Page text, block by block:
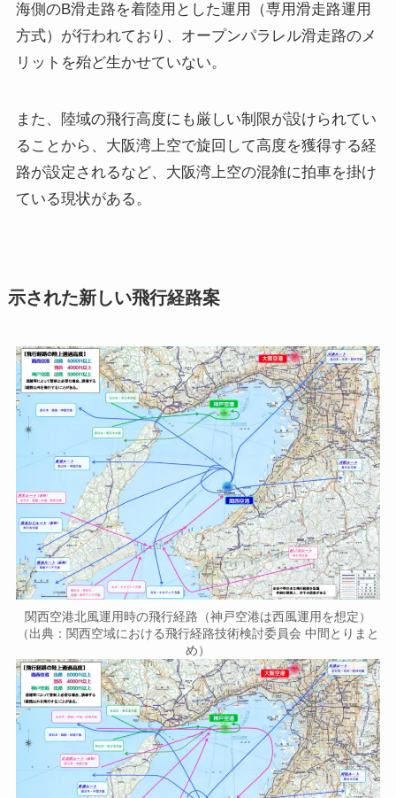
海側のB滑走路を着陸用とした運用（専用滑走路運用
方式）が行われており、オープンパラレル滑走路のメ
リットを殆ど生かせていない。
また、陸域の飛行高度にも厳しい制限が設けられてい
ることから、大阪湾上空で旋回して高度を獲得する経
路が設定されるなど、大阪湾上空の混雑に拍車を掛け
ている現状がある。
示された新しい飛行経路案
関西空港北風運用時の飛行経路（神戸空港は西風運用を想定）
（出典：関西空域における飛行経路技術検討委員会 中間とりまと
め）